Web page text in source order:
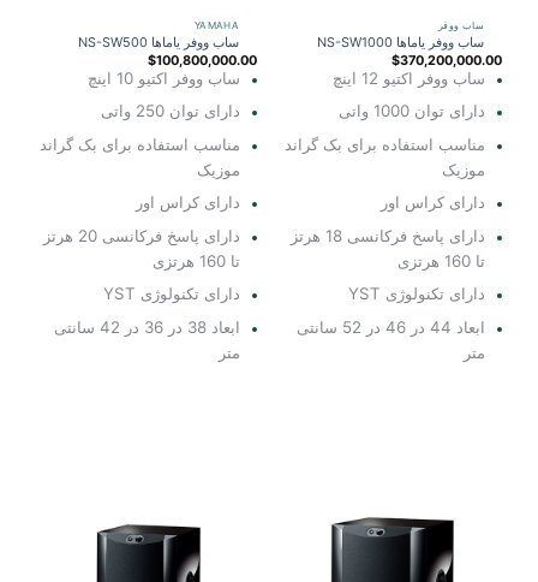
ساب ووفر
ساب ووفر یاماها NS-SW1000
$370,200,000.00
ساب ووفر اکتیو 12 اینچ
دارای توان 1000 واتی
مناسب استفاده برای بک گراند
موزیک
دارای کراس اور
دارای پاسخ فرکانسی 18 هرتز
تا 160 هرتزی
دارای تکنولوژی YST
ابعاد 44 در 46 در 52 سانتی
متر
YAMAHA
ساب ووفر یاماها NS-SW500
$100,800,000.00
ساب ووفر اکتیو 10 اینچ
دارای توان 250 واتی
مناسب استفاده برای بک گراند
موزیک
دارای کراس اور
دارای پاسخ فرکانسی 20 هرتز
تا 160 هرتزی
دارای تکنولوژی YST
ابعاد 38 در 36 در 42 سانتی
متر